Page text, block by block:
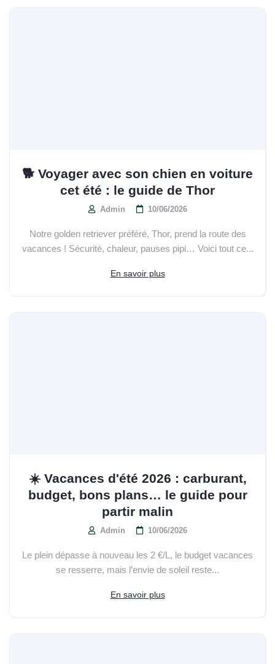
🐕 Voyager avec son chien en voiture
cet été : le guide de Thor
Admin 10/06/2026
Notre golden retriever préféré, Thor, prend la route des
vacances ! Sécurité, chaleur, pauses pipi… Voici tout ce...
En savoir plus
☀️ Vacances d'été 2026 : carburant,
budget, bons plans… le guide pour
partir malin
Admin 10/06/2026
Le plein dépasse à nouveau les 2 €/L, le budget vacances
se resserre, mais l’envie de soleil reste...
En savoir plus